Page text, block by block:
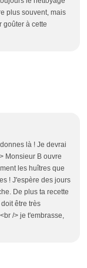
plus souvent, mais
goûter à cette
là ! Je devrai
Monsieur B ouvre
les huîtres que
! J'espère des jours
De plus ta recette
être très
/> je t'embrasse,